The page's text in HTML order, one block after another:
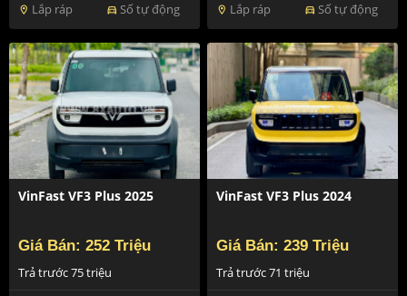
location_on Lắp ráp directions_car Số tự động location_on Lắp ráp directions_car Số tự động
VinFast VF3 Plus 2025
Giá Bán: 252 Triệu
Trả trước 75 triệu
VinFast VF3 Plus 2024
Giá Bán: 239 Triệu
Trả trước 71 triệu